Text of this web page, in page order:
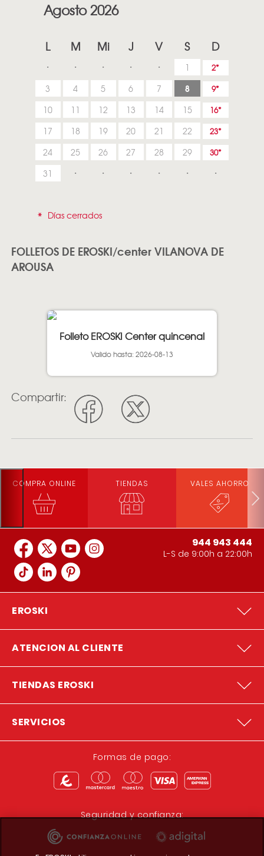
Agosto 2026
L M Mi J V S D
1 2
3 4 5 6 7 8 9
10 11 12 13 14 15 16
17 18 19 20 21 22 23
24 25 26 27 28 29 30
31
* Días cerrados
FOLLETOS DE EROSKI/center VILANOVA DE
AROUSA
Folleto EROSKI Center quincenal
Valido hasta: 2026-08-13
Compartir:
COMPRA ONLINE TIENDAS VALES AHORRO
944 943 444
L-S de 9:00h a 22:00h
EROSKI
ATENCION AL CLIENTE
TIENDAS EROSKI
SERVICIOS
Formas de pago:
Seguridad y confianza: